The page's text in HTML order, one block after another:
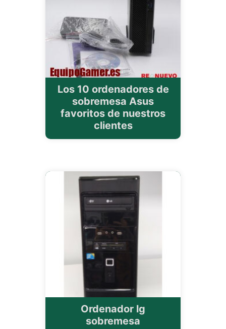
Los 10 ordenadores de
sobremesa Asus
favoritos de nuestros
clientes
Ordenador lg
sobremesa